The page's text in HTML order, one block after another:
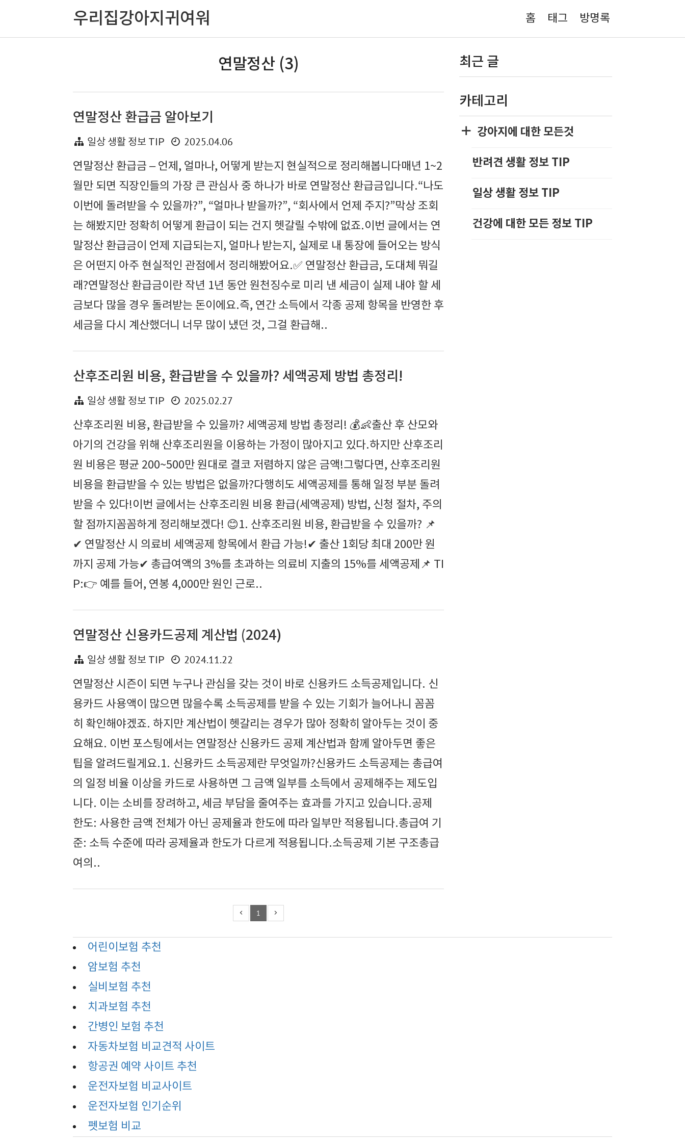
우리집강아지귀여워 홈 태그 방명록
연말정산 (3)
연말정산 환급금 알아보기
일상 생활 정보 TIP
2025.04.06
연말정산 환급금 – 언제, 얼마나, 어떻게 받는지 현실적으로 정리해봅니다매년 1~2
월만 되면 직장인들의 가장 큰 관심사 중 하나가 바로 연말정산 환급금입니다.“나도
이번에 돌려받을 수 있을까?”, “얼마나 받을까?”, “회사에서 언제 주지?”막상 조회
는 해봤지만 정확히 어떻게 환급이 되는 건지 헷갈릴 수밖에 없죠.이번 글에서는 연
말정산 환급금이 언제 지급되는지, 얼마나 받는지, 실제로 내 통장에 들어오는 방식
은 어떤지 아주 현실적인 관점에서 정리해봤어요.✅ 연말정산 환급금, 도대체 뭐길
래?연말정산 환급금이란 작년 1년 동안 원천징수로 미리 낸 세금이 실제 내야 할 세
금보다 많을 경우 돌려받는 돈이에요.즉, 연간 소득에서 각종 공제 항목을 반영한 후
세금을 다시 계산했더니 너무 많이 냈던 것, 그걸 환급해..
산후조리원 비용, 환급받을 수 있을까? 세액공제 방법 총정리!
일상 생활 정보 TIP
2025.02.27
산후조리원 비용, 환급받을 수 있을까? 세액공제 방법 총정리! 💰👶출산 후 산모와
아기의 건강을 위해 산후조리원을 이용하는 가정이 많아지고 있다.하지만 산후조리
원 비용은 평균 200~500만 원대로 결코 저렴하지 않은 금액!그렇다면, 산후조리원
비용을 환급받을 수 있는 방법은 없을까?다행히도 세액공제를 통해 일정 부분 돌려
받을 수 있다!이번 글에서는 산후조리원 비용 환급(세액공제) 방법, 신청 절차, 주의
할 점까지꼼꼼하게 정리해보겠다! 😊1. 산후조리원 비용, 환급받을 수 있을까? 📌
✔ 연말정산 시 의료비 세액공제 항목에서 환급 가능!✔ 출산 1회당 최대 200만 원
까지 공제 가능✔ 총급여액의 3%를 초과하는 의료비 지출의 15%를 세액공제📌 TI
P:👉 예를 들어, 연봉 4,000만 원인 근로..
연말정산 신용카드공제 계산법 (2024)
일상 생활 정보 TIP
2024.11.22
연말정산 시즌이 되면 누구나 관심을 갖는 것이 바로 신용카드 소득공제입니다. 신
용카드 사용액이 많으면 많을수록 소득공제를 받을 수 있는 기회가 늘어나니 꼼꼼
히 확인해야겠죠. 하지만 계산법이 헷갈리는 경우가 많아 정확히 알아두는 것이 중
요해요. 이번 포스팅에서는 연말정산 신용카드 공제 계산법과 함께 알아두면 좋은
팁을 알려드릴게요.1. 신용카드 소득공제란 무엇일까?신용카드 소득공제는 총급여
의 일정 비율 이상을 카드로 사용하면 그 금액 일부를 소득에서 공제해주는 제도입
니다. 이는 소비를 장려하고, 세금 부담을 줄여주는 효과를 가지고 있습니다.공제
한도: 사용한 금액 전체가 아닌 공제율과 한도에 따라 일부만 적용됩니다.총급여 기
준: 소득 수준에 따라 공제율과 한도가 다르게 적용됩니다.소득공제 기본 구조총급
여의..
1
최근 글
카테고리
강아지에 대한 모든것
반려견 생활 정보 TIP
일상 생활 정보 TIP
건강에 대한 모든 정보 TIP
어린이보험 추천
암보험 추천
실비보험 추천
치과보험 추천
간병인 보험 추천
자동차보험 비교견적 사이트
항공권 예약 사이트 추천
운전자보험 비교사이트
운전자보험 인기순위
펫보험 비교